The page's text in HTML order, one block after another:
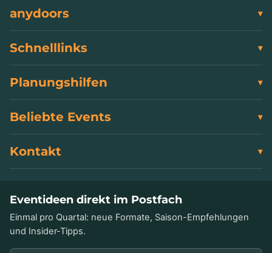
anydoors
Schnelllinks
Planungshilfen
Beliebte Events
Kontakt
Eventideen direkt im Postfach
Einmal pro Quartal: neue Formate, Saison-Empfehlungen
und Insider-Tipps.